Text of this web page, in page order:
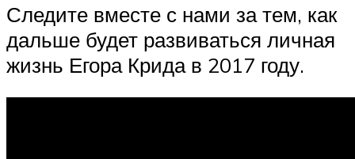
Следите вместе с нами за тем, как
дальше будет развиваться личная
жизнь Егора Крида в 2017 году.